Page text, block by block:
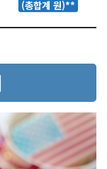
(총합계 원)**